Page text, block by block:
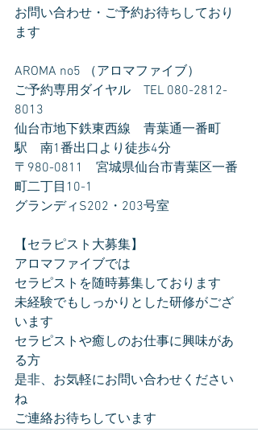
お問い合わせ・ご予約お待ちしており
ます
AROMA no5 （アロマファイブ）
ご予約専用ダイヤル　TEL 080-2812-
8013
仙台市地下鉄東西線　青葉通一番町
駅　南1番出口より徒歩4分
〒980-0811　宮城県仙台市青葉区一番
町二丁目10-1
グランディS202・203号室
【セラピスト大募集】
アロマファイブでは
セラピストを随時募集しております
未経験でもしっかりとした研修がござ
います
セラピストや癒しのお仕事に興味があ
る方
是非、お気軽にお問い合わせください
ね
ご連絡お待ちしています